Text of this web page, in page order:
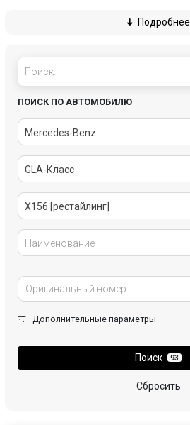
рулевое управление
стеклоочистители
тормозная система
электрика
Подробнее
ПОИСК ПО АВТОМОБИЛЮ
Mercedes-Benz
GLA-Класс
X156 [рестайлинг]
Наименование
Дополнительные параметры
Поиск 93
Сбросить